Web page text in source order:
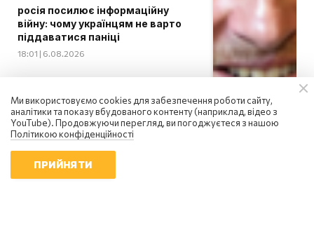
росія посилює інформаційну
війну: чому українцям не варто
піддаватися паніці
18:01 | 6.08.2026
Ми використовуємо cookies для забезпечення роботи сайту,
аналітики та показу вбудованого контенту (наприклад, відео з
YouTube). Продовжуючи перегляд, ви погоджуєтеся з нашою
Політикою конфіденційності
ПРИЙНЯТИ